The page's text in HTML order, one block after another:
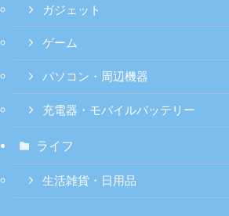
ガジェット
ゲーム
パソコン・周辺機器
充電器・モバイルバッテリー
ライフ
生活雑貨・日用品